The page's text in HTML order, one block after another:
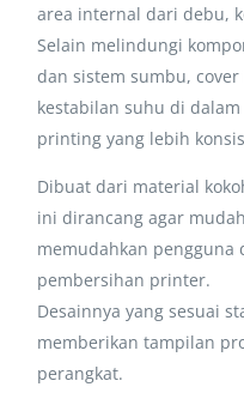
area internal dari debu,
Selain melindungi
dan sistem sumbu,
kestabilan suhu di
printing yang lebih
Dibuat dari material
ini dirancang agar
memudahkan pengguna
pembersihan printer.
Desainnya yang sesuai
memberikan tampilan
perangkat.